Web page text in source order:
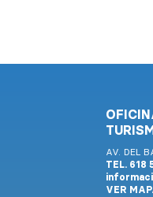
AV. DEL
TEL. 618
VER